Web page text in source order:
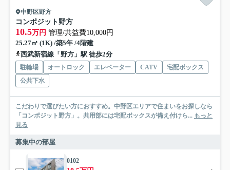
中野区野方
コンポジット野方
10.5万円 管理/共益費10,000円
25.27㎡ (1K) /築5年 /4階建
西武新宿線「野方」駅 徒歩2分
駐輪場 オートロック エレベーター CATV
宅配ボックス
公共下水
こだわりで選びたい方におすすめ。中野区エリアで住まいをお探しなら
「コンポジット野方」。共用部には宅配ボックスが備え付けら... もっと
見る
募集中の部屋
0102